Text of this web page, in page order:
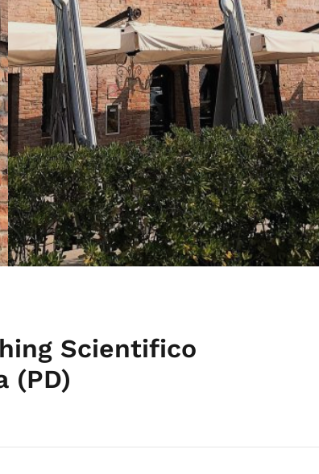
Scientifico
(PD)